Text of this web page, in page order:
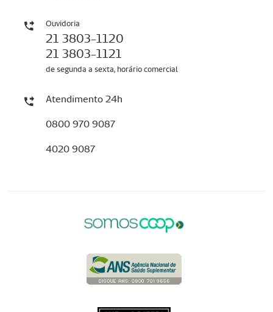
Ouvidoria
21 3803-1120
21 3803-1121
de segunda a sexta, horário comercial
Atendimento 24h
0800 970 9087
4020 9087